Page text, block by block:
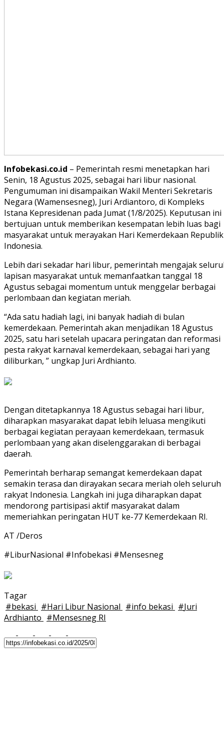
Infobekasi.co.id – Pemerintah resmi menetapkan hari
Senin, 18 Agustus 2025, sebagai hari libur nasional.
Pengumuman ini disampaikan Wakil Menteri Sekretaris
Negara (Wamensesneg), Juri Ardiantoro, di Kompleks
Istana Kepresidenan pada Jumat (1/8/2025). Keputusan ini
bertujuan untuk memberikan kesempatan lebih luas bagi
masyarakat untuk merayakan Hari Kemerdekaan Republik
Indonesia.
Lebih dari sekadar hari libur, pemerintah mengajak
lapisan masyarakat untuk memanfaatkan tanggal 18
Agustus sebagai momentum untuk menggelar berbagai
perlombaan dan kegiatan meriah.
“Ada satu hadiah lagi, ini banyak hadiah di bulan
kemerdekaan. Pemerintah akan menjadikan 18 Agustus
2025, satu hari setelah upacara peringatan dan reformasi
pesta rakyat karnaval kemerdekaan, sebagai hari yang
diliburkan, ” ungkap Juri Ardhianto.
Dengan ditetapkannya 18 Agustus sebagai hari libur,
diharapkan masyarakat dapat lebih leluasa mengikuti
berbagai kegiatan perayaan kemerdekaan, termasuk
perlombaan yang akan diselenggarakan di berbagai
daerah.
Pemerintah berharap semangat kemerdekaan dapat
semakin terasa dan dirayakan secara meriah oleh seluruh
rakyat Indonesia. Langkah ini juga diharapkan dapat
mendorong partisipasi aktif masyarakat dalam
memeriahkan peringatan HUT ke-77 Kemerdekaan RI.
AT /Deros
#LiburNasional #Infobekasi #Mensesneg
Tagar
#bekasi #Hari Libur Nasional #info bekasi #Juri
Ardhianto #Mensesneg RI